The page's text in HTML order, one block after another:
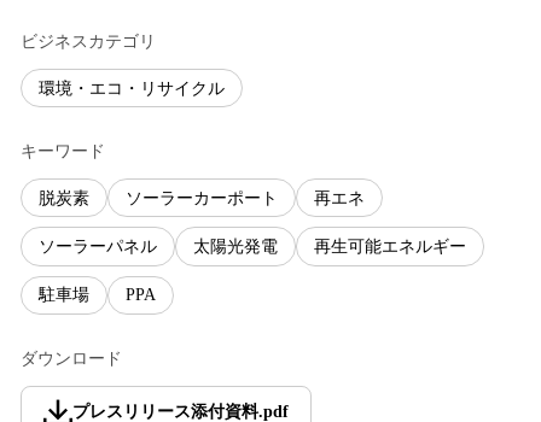
ビジネスカテゴリ
環境・エコ・リサイクル
キーワード
脱炭素 ソーラーカーポート 再エネ
ソーラーパネル 太陽光発電 再生可能エネルギー
駐車場 PPA
ダウンロード
プレスリリース添付資料.pdf